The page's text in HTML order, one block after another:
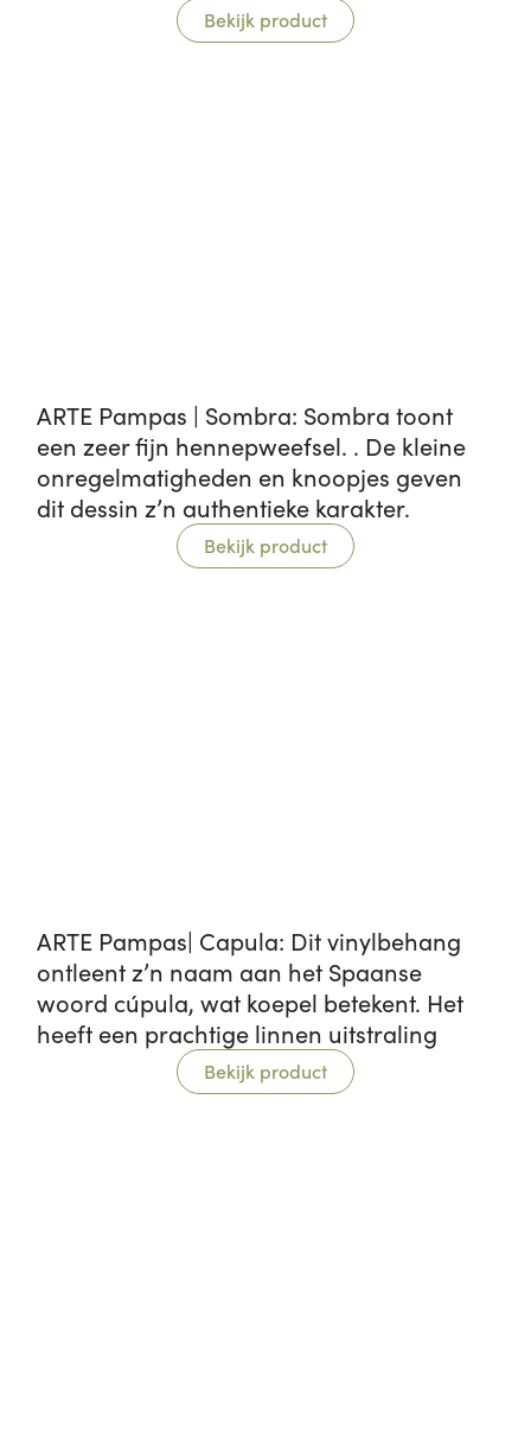
Bekijk product
ARTE Pampas | Sombra: Sombra toont
een zeer fijn hennepweefsel. . De kleine
onregelmatigheden en knoopjes geven
dit dessin z’n authentieke karakter.
Bekijk product
ARTE Pampas| Capula: Dit vinylbehang
ontleent z’n naam aan het Spaanse
woord cúpula, wat koepel betekent. Het
heeft een prachtige linnen uitstraling
Bekijk product